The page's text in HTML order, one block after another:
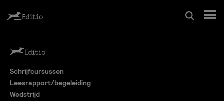
Leesrapport/begeleiding
Schrijfcursussen
Leesrapport/begeleiding
Wedstrijd